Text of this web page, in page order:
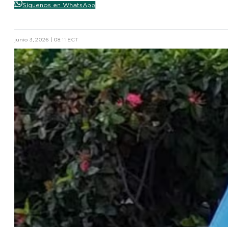
Síguenos en WhatsApp
junio 3, 2026 | 08:11 ECT